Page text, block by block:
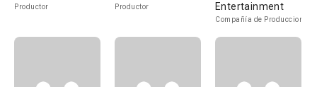
Productor Productor
Entertainment
Compañía de Produccion